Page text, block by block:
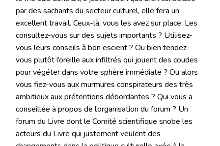
par des sachants du secteur culturel, elle fera un
excellent travail. Ceux-là, vous les avez sur place. Les
consultez-vous sur des sujets importants ? Utilisez-
vous leurs conseils à bon escient ? Ou bien tendez-
vous plutôt l’oreille aux infiltrés qui jouent des coudes
pour végéter dans votre sphère immédiate ? Ou alors
vous fiez-vous aux murmures conspirateurs des très
ambitieux aux prétentions débordantes ? Qui vous a
conseillée à propos de l’organisation du forum ? Un
forum du Livre dont le Comité scientifique snobe les
acteurs du Livre qui justement veulent des